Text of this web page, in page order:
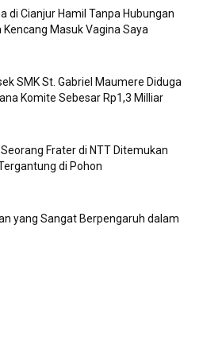
di Cianjur Hamil Tanpa Hubungan
Kencang Masuk Vagina Saya
SMK St. Gabriel Maumere Diduga
Komite Sebesar Rp1,3 Milliar
Frater di NTT Ditemukan
di Pohon
yang Sangat Berpengaruh dalam